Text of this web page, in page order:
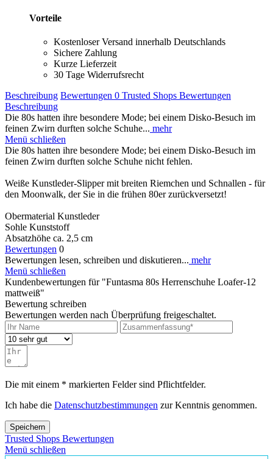
Vorteile
Kostenloser Versand innerhalb Deutschlands
Sichere Zahlung
Kurze Lieferzeit
30 Tage Widerrufsrecht
Beschreibung Bewertungen 0 Trusted Shops Bewertungen
Beschreibung
Die 80s hatten ihre besondere Mode; bei einem Disko-Besuch im
feinen Zwirn durften solche Schuhe... mehr
Menü schließen
Die 80s hatten ihre besondere Mode; bei einem Disko-Besuch im
feinen Zwirn durften solche Schuhe nicht fehlen.
Weiße Kunstleder-Slipper mit breiten Riemchen und Schnallen - für
den Moonwalk, der Sie in die frühen 80er zurückversetzt!
Obermaterial Kunstleder
Sohle Kunststoff
Absatzhöhe ca. 2,5 cm
Bewertungen 0
Bewertungen lesen, schreiben und diskutieren... mehr
Menü schließen
Kundenbewertungen für "Funtasma 80s Herrenschuhe Loafer-12
mattweiß"
Bewertung schreiben
Bewertungen werden nach Überprüfung freigeschaltet.
Die mit einem * markierten Felder sind Pflichtfelder.
Ich habe die Datenschutzbestimmungen zur Kenntnis genommen.
Speichern
Trusted Shops Bewertungen
Menü schließen